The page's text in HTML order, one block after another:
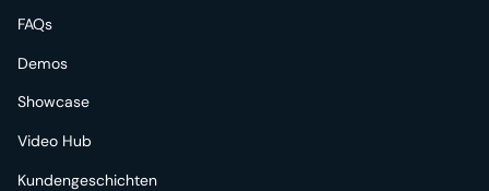
FAQs
Demos
Showcase
Video Hub
Kundengeschichten